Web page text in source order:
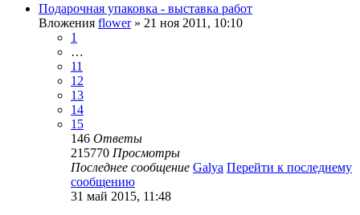
Подарочная упаковка - выставка работ
Вложения flower» 21 ноя 2011, 10:10
1
…
11
12
13
14
15
146 Ответы
215770 Просмотры
Последнее сообщение Galya Перейти к последнему
сообщению
31 май 2015, 11:48